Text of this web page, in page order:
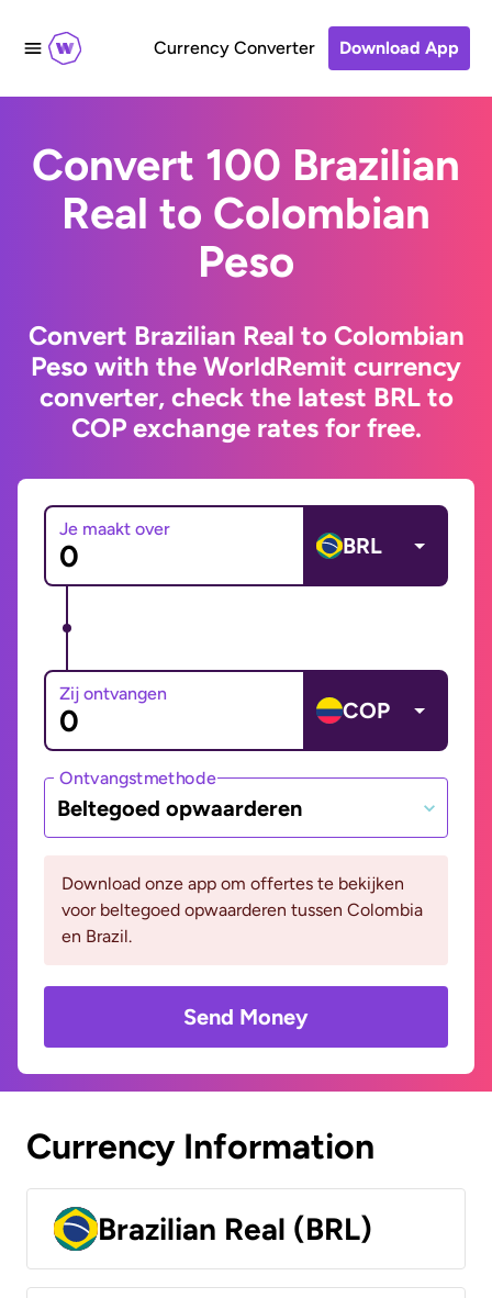
Currency Converter Download App
Convert 100 Brazilian
Real to Colombian
Peso
Convert Brazilian Real to Colombian
Peso with the WorldRemit currency
converter, check the latest BRL to
COP exchange rates for free.
Je maakt over
BRL
Zij ontvangen
COP
Ontvangstmethode
Beltegoed opwaarderen
Download onze app om offertes te bekijken
voor beltegoed opwaarderen tussen Colombia
en Brazil.
Send Money
Currency Information
Brazilian Real (BRL)